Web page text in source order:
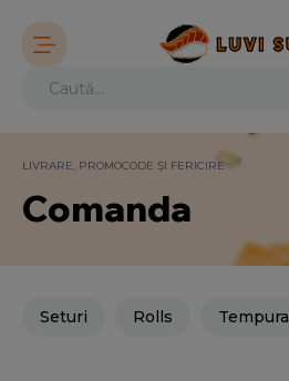
LIVRARE, PROMOCODE ȘI FERICIRE
Comanda
Seturi Rolls Tempura